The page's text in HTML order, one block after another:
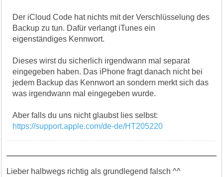
Der iCloud Code hat nichts mit der Verschlüsselung des
Backup zu tun. Dafür verlangt iTunes ein
eigenständiges Kennwort.
Dieses wirst du sicherlich irgendwann mal separat
eingegeben haben. Das iPhone fragt danach nicht bei
jedem Backup das Kennwort an sondern merkt sich das
was irgendwann mal eingegeben wurde.
Aber falls du uns nicht glaubst lies selbst:
https://support.apple.com/de-de/HT205220
Lieber halbwegs richtig als grundlegend falsch ^^